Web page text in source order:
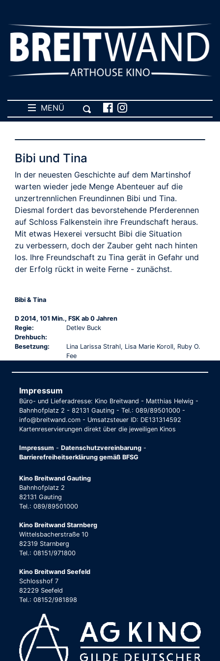
MENÜ
TRAILER
Bibi und Tina
In der neuesten Geschichte auf dem Martinshof
warten wieder jede Menge Abenteuer auf die
unzertrennlichen Freundinnen Bibi und Tina.
Diesmal fordert das bevorstehende Pferderennen
auf Schloss Falkenstein ihre Freundschaft heraus.
Mit etwas Hexerei versucht Bibi die Situation
zu verbessern, doch der Zauber geht nach hinten
los. Ihre Freundschaft zu Tina gerät in Gefahr und
der Erfolg rückt in weite Ferne - zunächst.
Bibi & Tina
D 2014, 101 Min., FSK ab 0 Jahren
Regie:
Detlev Buck
Drehbuch:
Besetzung:
Lina Larissa Strahl, Lisa Marie Koroll, Ruby O.
Fee
Impressum
Büro- und Lieferadresse: Kino Breitwand - Matthias Helwig -
Bahnhofplatz 2 - 82131 Gauting - Tel.: 089/89501000 -
info@breitwand.com - Umsatzsteuer ID: DE131314592
Kartenreservierungen direkt über die jeweiligen Kinos
Impressum - Datenschutzvereinbarung -
Barrierefreiheitserklärung gemäß BFSG
Kino Breitwand Gauting
Bahnhofplatz 2
82131 Gauting
Tel.: 089/89501000
Kino Breitwand Starnberg
Wittelsbacherstraße 10
82319 Starnberg
Tel.: 08151/971800
Kino Breitwand Seefeld
Schlosshof 7
82229 Seefeld
Tel.: 08152/981898